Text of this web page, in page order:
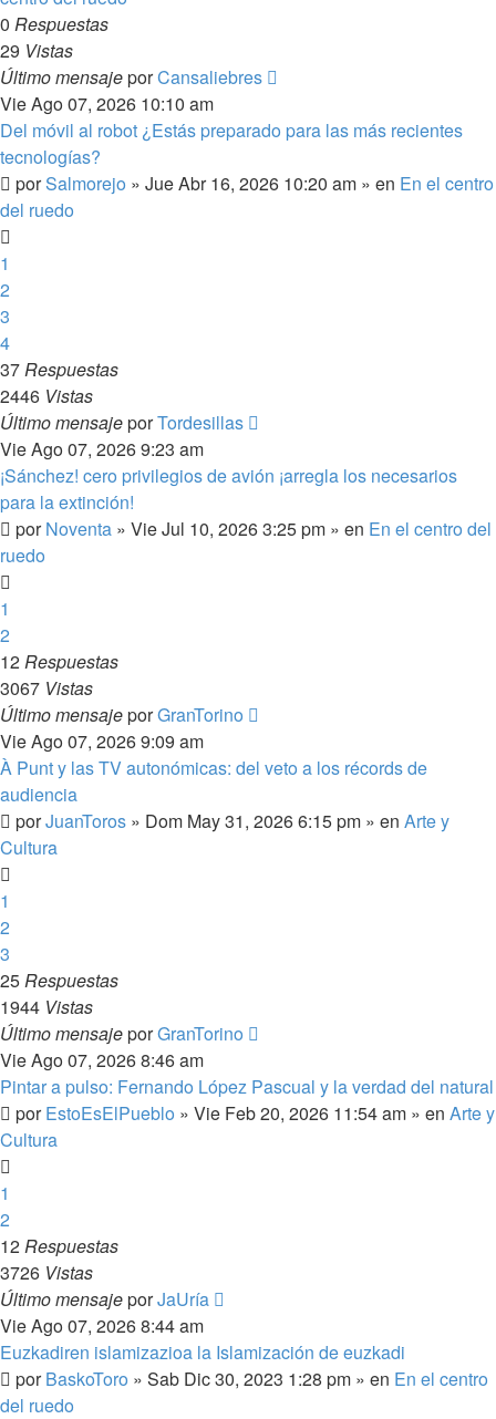
0 Respuestas
29 Vistas
Último mensajeporCansaliebres
Vie Ago 07, 2026 10:10 am
Del móvil al robot ¿Estás preparado para las más recientes
tecnologías?
porSalmorejo » Jue Abr 16, 2026 10:20 am » en En el centro
del ruedo
1
2
3
4
37Respuestas
2446 Vistas
Último mensajeporTordesillas
Vie Ago 07, 2026 9:23 am
¡Sánchez! cero privilegios de avión ¡arregla los necesarios
para la extinción!
porNoventa » Vie Jul 10, 2026 3:25 pm » en En el centro del
ruedo
1
2
12Respuestas
3067 Vistas
Último mensajeporGranTorino
Vie Ago 07, 2026 9:09 am
À Punt y las TV autonómicas: del veto a los récords de
audiencia
porJuanToros » Dom May 31, 2026 6:15 pm » en Arte y
Cultura
1
2
3
25Respuestas
1944 Vistas
Último mensajeporGranTorino
Vie Ago 07, 2026 8:46 am
Pintar a pulso: Fernando López Pascual y la verdad del natural
porEstoEsElPueblo » Vie Feb 20, 2026 11:54 am » en Arte y
Cultura
1
2
12Respuestas
3726 Vistas
Último mensajeporJaUría
Vie Ago 07, 2026 8:44 am
Euzkadiren islamizazioa la Islamización de euzkadi
porBaskoToro » Sab Dic 30, 2023 1:28 pm » en En el centro
del ruedo